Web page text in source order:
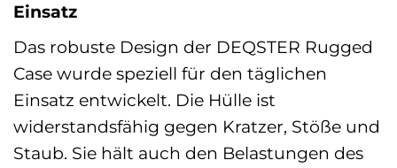
Einsatz
Das robuste Design der DEQSTER Rugged
Case wurde speziell für den täglichen
Einsatz entwickelt. Die Hülle ist
widerstandsfähig gegen Kratzer, Stöße und
Staub. Sie hält auch den Belastungen des